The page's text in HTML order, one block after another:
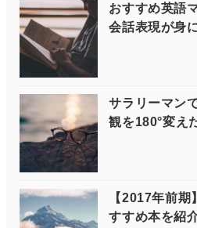
おすすめ英語
会話表現が身
サラリーマン
観を180°変え
【2017年前
すすめ本を紹